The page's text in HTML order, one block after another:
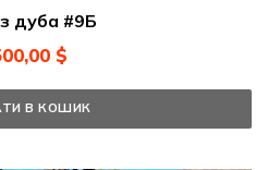
дуба #9Б
$
В КОШИК